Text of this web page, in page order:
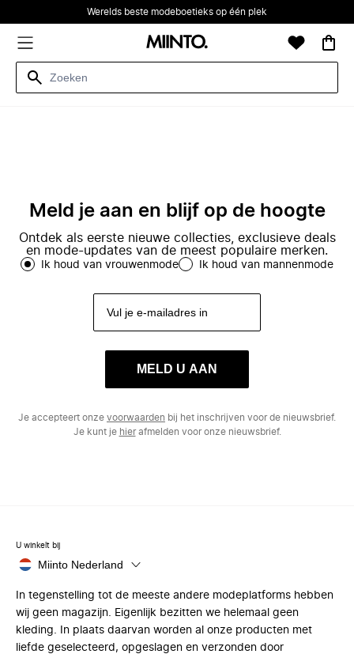
Werelds beste modeboetieks op één plek
Meld je aan en blijf op de hoogte
Ontdek als eerste nieuwe collecties, exclusieve deals
en mode-updates van de meest populaire merken.
Ik houd van vrouwenmode Ik houd van mannenmode
MELD U AAN
Je accepteert onze voorwaarden bij het inschrijven voor de nieuwsbrief.
Je kunt je hierafmelden voor onze nieuwsbrief.
U winkelt bij
Miinto Nederland
In tegenstelling tot de meeste andere modeplatforms hebben
wij geen magazijn. Eigenlijk bezitten we helemaal geen
kleding. In plaats daarvan worden al onze producten met
liefde geselecteerd, opgeslagen en verzonden door